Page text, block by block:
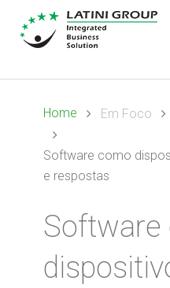
Home Em Foco
Software como
e respostas
Software